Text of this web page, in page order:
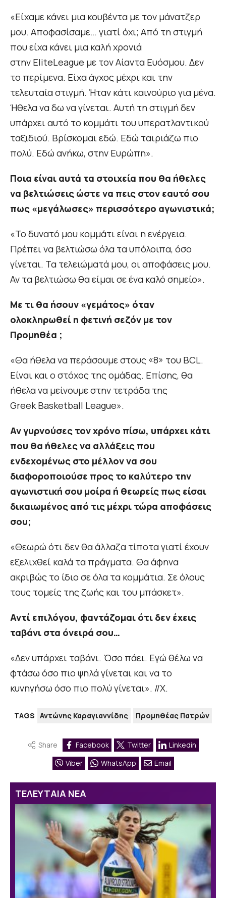
«Είχαμε κάνει μια κουβέντα με τον μάνατζερ
μου. Αποφασίσαμε… γιατί όχι; Από τη στιγμή
που είχα κάνει μια καλή χρονιά
στην EliteLeague με τον Αίαντα Ευόσμου. Δεν
το περίμενα. Είχα άγχος μέχρι και την
τελευταία στιγμή. Ήταν κάτι καινούριο για μένα.
Ήθελα να δω να γίνεται. Αυτή τη στιγμή δεν
υπάρχει αυτό το κομμάτι του υπερατλαντικού
ταξιδιού. Βρίσκομαι εδώ. Εδώ ταιριάζω πιο
πολύ. Εδώ ανήκω, στην Ευρώπη».
Ποια είναι αυτά τα στοιχεία που θα ήθελες
να βελτιώσεις ώστε να πεις στον εαυτό σου
πως «μεγάλωσες» περισσότερο αγωνιστικά;
«Το δυνατό μου κομμάτι είναι η ενέργεια.
Πρέπει να βελτιώσω όλα τα υπόλοιπα, όσο
γίνεται. Τα τελειώματά μου, οι αποφάσεις μου.
Αν τα βελτιώσω θα είμαι σε ένα καλό σημείο».
Με τι θα ήσουν «γεμάτος» όταν
ολοκληρωθεί η φετινή σεζόν με τον
Προμηθέα ;
«Θα ήθελα να περάσουμε στους «8» του BCL.
Είναι και ο στόχος της ομάδας. Επίσης, θα
ήθελα να μείνουμε στην τετράδα της
Greek Basketball League».
Αν γυρνούσες τον χρόνο πίσω, υπάρχει κάτι
που θα ήθελες να αλλάξεις που
ενδεχομένως στο μέλλον να σου
διαφοροποιούσε προς το καλύτερο την
αγωνιστική σου μοίρα ή θεωρείς πως είσαι
δικαιωμένος από τις μέχρι τώρα αποφάσεις
σου;
«Θεωρώ ότι δεν θα άλλαζα τίποτα γιατί έχουν
εξελιχθεί καλά τα πράγματα. Θα άφηνα
ακριβώς το ίδιο σε όλα τα κομμάτια. Σε όλους
τους τομείς της ζωής και του μπάσκετ».
Αντί επιλόγου, φαντάζομαι ότι δεν έχεις
ταβάνι στα όνειρά σου…
«Δεν υπάρχει ταβάνι. Όσο πάει. Εγώ θέλω να
φτάσω όσο πιο ψηλά γίνεται και να το
κυνηγήσω όσο πιο πολύ γίνεται». //Χ.
TAGS Αντώνης Καραγιαννίδης Προμηθέας Πατρών
Share Facebook Twitter
Linkedin
Viber
WhatsApp Email
ΤΕΛΕΥΤΑΙΑ ΝΕΑ